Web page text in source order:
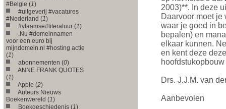
#Belgie (1)
#uitgeverij #vacatures
#Nederland (1)
#vlaamse#literatuur (1)
.Nu #domeinnamen
voor een euro bij
mijndomein.nl #hosting actie
(1)
abonnementen (0)
ANNE FRANK QUOTES
(1)
Apple (2)
Auteurs Nieuws
Boekenwereld (1)
Boekgeschiedenis (1)
2003)**. In deze
Daarvoor moet je
waar je goed in
bepalen) en
elkaar kunnen.
en kent deze
Drs. J.J.M. van
Aanbevolen